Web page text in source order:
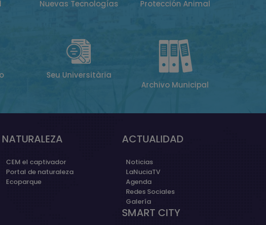
Nuevas Tecnologías Protección Animal
Seu Universitària
Archivo Municipal
NATURALEZA
CEM el captivador
Portal de naturaleza
Ecoparque
ACTUALIDAD
Noticias
LaNuciaTV
Agenda
Redes Sociales
Galería
SMART CITY